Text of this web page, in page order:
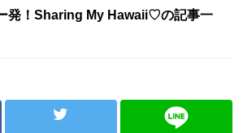
発！Sharing My Hawaii♡の記事一